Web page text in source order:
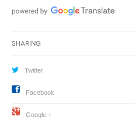
Sharing
Twitter
Facebook
Google +